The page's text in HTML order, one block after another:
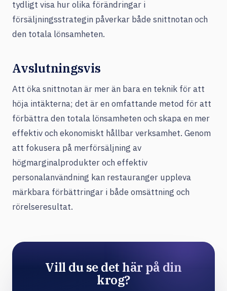
tydligt visa hur olika förändringar i
försäljningsstrategin påverkar både snittnotan och
den totala lönsamheten.
Avslutningsvis
Att öka snittnotan är mer än bara en teknik för att
höja intäkterna; det är en omfattande metod för att
förbättra den totala lönsamheten och skapa en mer
effektiv och ekonomiskt hållbar verksamhet. Genom
att fokusera på merförsäljning av
högmarginalprodukter och effektiv
personalanvändning kan restauranger uppleva
märkbara förbättringar i både omsättning och
rörelseresultat.
Vill du se det här på din
krog?